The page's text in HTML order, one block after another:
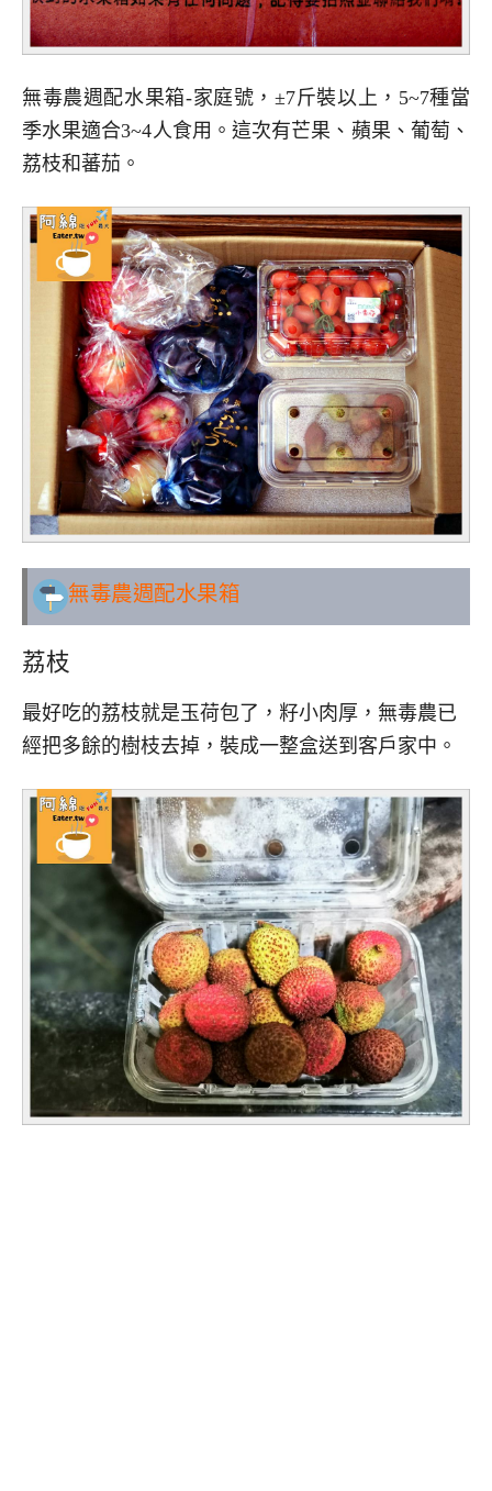
無毒農週配水果箱-家庭號，±7斤裝以上，5~7種當
季水果適合3~4人食用。這次有芒果、蘋果、葡萄、
荔枝和蕃茄。
無毒農週配水果箱
荔枝
最好吃的荔枝就是玉荷包了，籽小肉厚，無毒農已
經把多餘的樹枝去掉，裝成一整盒送到客戶家中。